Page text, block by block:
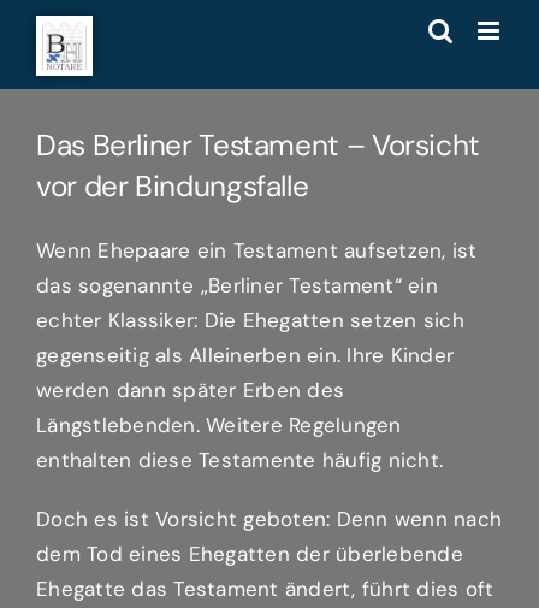
Zum
Inhalt
springen
Das Berliner Testament – Vorsicht
vor der Bindungsfalle
Wenn Ehepaare ein Testament aufsetzen, ist
das sogenannte „Berliner Testament“ ein
echter Klassiker: Die Ehegatten setzen sich
gegenseitig als Alleinerben ein. Ihre Kinder
werden dann später Erben des
Längstlebenden. Weitere Regelungen
enthalten diese Testamente häufig nicht.
Doch es ist Vorsicht geboten: Denn wenn nach
dem Tod eines Ehegatten der überlebende
Ehegatte das Testament ändert, führt dies oft